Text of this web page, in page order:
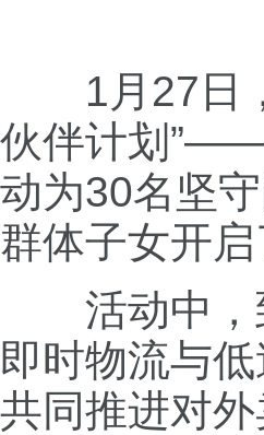
1月27日
伙伴计划”——
动为30名坚
群体子女开
活动中
即时物流与
共同推进对